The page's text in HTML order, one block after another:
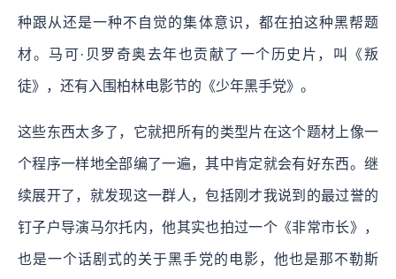
种跟从还是一种不自觉的集体意识，都在拍这种黑帮题
材。马可·贝罗奇奥去年也贡献了一个历史片，叫《叛
徒》，还有入围柏林电影节的《少年黑手党》。
这些东西太多了，它就把所有的类型片在这个题材上像一
个程序一样地全部编了一遍，其中肯定就会有好东西。继
续展开了，就发现这一群人，包括刚才我说到的最过誉的
钉子户导演马尔托内，他其实也拍过一个《非常市长》，
也是一个话剧式的关于黑手党的电影，他也是那不勒斯